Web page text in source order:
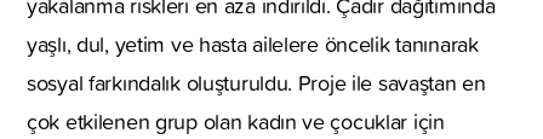
yaşlı, dul, yetim ve hasta ailelere öncelik tanınarak
sosyal farkındalık oluşturuldu. Proje ile savaştan en
çok etkilenen grup olan kadın ve çocuklar için